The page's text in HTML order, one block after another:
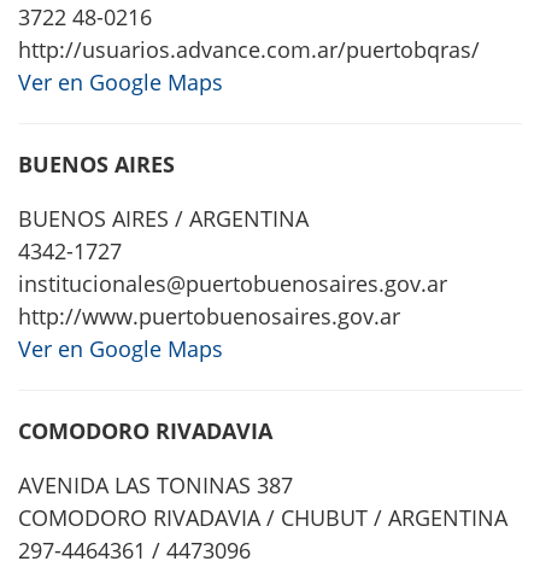
3722 48-0216
http://usuarios.advance.com.ar/puertobqras/
Ver en Google Maps
BUENOS AIRES
BUENOS AIRES / ARGENTINA
4342-1727
institucionales@puertobuenosaires.gov.ar
http://www.puertobuenosaires.gov.ar
Ver en Google Maps
COMODORO RIVADAVIA
AVENIDA LAS TONINAS 387
COMODORO RIVADAVIA / CHUBUT / ARGENTINA
297-4464361 / 4473096